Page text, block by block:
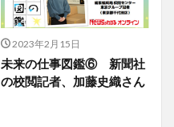
2023年2月15日
未来の仕事図鑑⑥ 新聞社
の校閲記者、加藤史織さん